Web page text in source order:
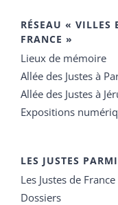
RÉSEAU « VILLES
FRANCE »
Lieux de mémoire
Allée des Justes à
Allée des Justes à
Expositions
LES JUSTES
Les Justes de France
Dossiers